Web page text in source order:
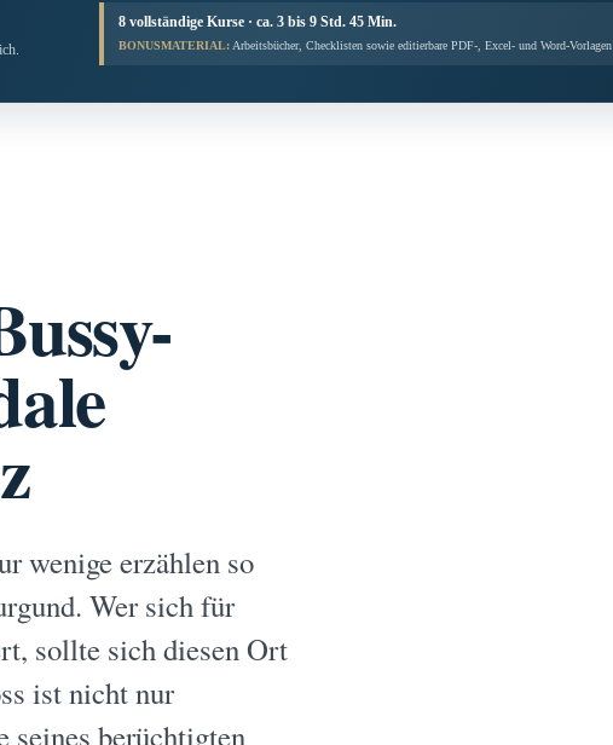
8 vollständige Kurse · ca. 3 bis 9 Std. 45 Min.
BONUSMATERIAL: Arbeitsbücher, Checklisten sowie editierbare PDF-, Excel- und Word-Vorlagen
wenige erzählen so
Wer sich für
sollte sich diesen Ort
ist nicht nur
seines berüchtigten